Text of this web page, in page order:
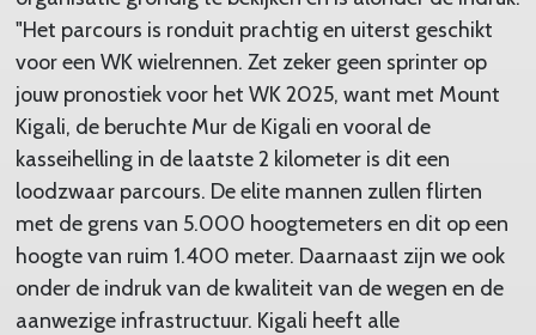
"Het parcours is ronduit prachtig en uiterst geschikt
voor een WK wielrennen. Zet zeker geen sprinter op
jouw pronostiek voor het WK 2025, want met Mount
Kigali, de beruchte Mur de Kigali en vooral de
kasseihelling in de laatste 2 kilometer is dit een
loodzwaar parcours. De elite mannen zullen flirten
met de grens van 5.000 hoogtemeters en dit op een
hoogte van ruim 1.400 meter. Daarnaast zijn we ook
onder de indruk van de kwaliteit van de wegen en de
aanwezige infrastructuur. Kigali heeft alle